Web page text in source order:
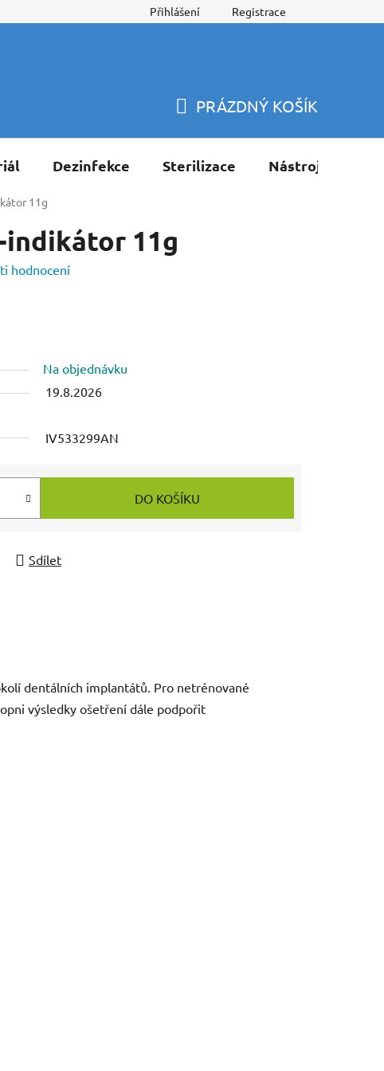
Přihlášení Registrace
KOŠÍK
PRÁZDNÝ KOŠÍK
Dezinfekce Sterilizace Nástroje
11g
11g
hodnocení
Na objednávku
19.8.2026
IV533299AN
DO KOŠÍKU
Sdílet
dentálních implantátů. Pro netrénované
výsledky ošetření dále podpořit